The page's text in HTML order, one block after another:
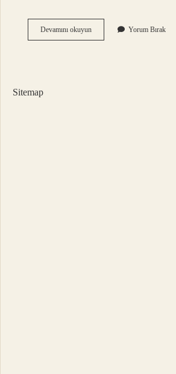
Devamını okuyun2023
2024
Yorum Bırak
Sitemap